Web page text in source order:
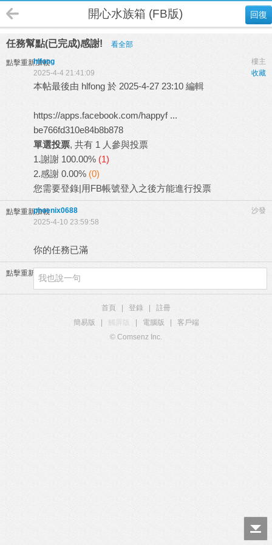
回復
開心水族箱 (FB版)
任務幫點(已完成)感謝! 看全部
點擊重新加載 樓主
hlfong
收藏
2025-4-4 21:41:09
本帖最後由 hlfong 於 2025-4-27 23:10 編輯
https://apps.facebook.com/happyf ...
be766fd310e84b8b878
單選投票, 共有 1 人參與投票
1.謝謝 100.00% (1)
2.感謝 0.00% (0)
您需要登錄|用FB帳號登入 之後方能進行投票
點擊重新加載 沙發
phoenix0688
2025-4-10 23:59:58
你的任務已滿
點擊重新加載
首頁 登錄
註冊
簡易版
觸屏版 電腦版
客戶端
© Comsenz Inc.